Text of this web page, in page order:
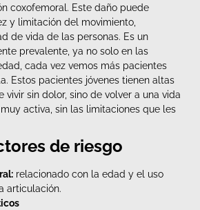
coxofemoral. Este daño puede
y limitación del movimiento,
de vida de las personas. Es un
prevalente, ya no solo en las
cada vez vemos más pacientes
Estos pacientes jóvenes tienen altas
vivir sin dolor, sino de volver a una vida
activa, sin las limitaciones que les
de riesgo
relacionado con la edad y el uso
articulación.